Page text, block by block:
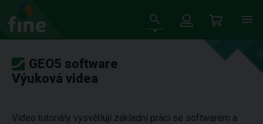
GEO5 software
Výuková videa
Video tutoriály vysvětlují základní práci se softwarem a